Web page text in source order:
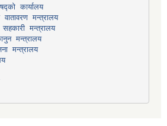
मुख्यमन्त्री तथा मन्त्रिपरिषद्को कार्यालय
मन्त्रालय
मन्त्रालय
आन्तरिक मामिला तथा कानुन मन्त्रालय
आर्थिक मामिला तथा योजना मन्त्रालय